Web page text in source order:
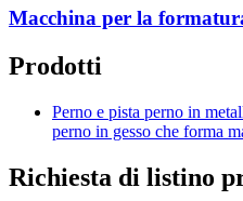
Macchina per la
Prodotti
Perno e pista perno in
perno in gesso che forma
Richiesta di listino